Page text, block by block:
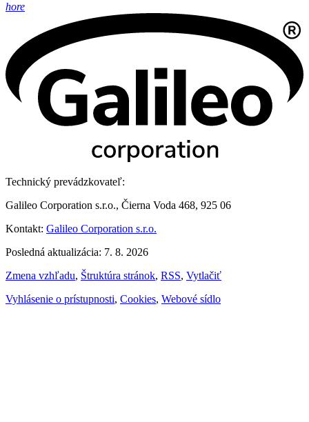
hore
Technický prevádzkovateľ:
Galileo Corporation s.r.o., Čierna Voda 468, 925 06
Kontakt: Galileo Corporation s.r.o.
Posledná aktualizácia: 7. 8. 2026
Zmena vzhľadu, Štruktúra stránok, RSS, Vytlačiť
Vyhlásenie o prístupnosti, Cookies, Webové sídlo